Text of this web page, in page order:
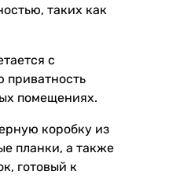
таких как
с
приватность
помещениях.
коробку из
планки, а также
готовый к